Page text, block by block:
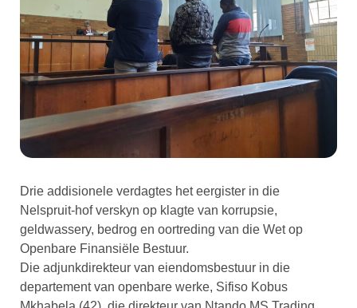
Drie addisionele verdagtes het eergister in die
Nelspruit-hof verskyn op klagte van korrupsie,
geldwassery, bedrog en oortreding van die Wet op
Openbare Finansiële Bestuur.
Die adjunkdirekteur van eiendomsbestuur in die
departement van openbare werke, Sifiso Kobus